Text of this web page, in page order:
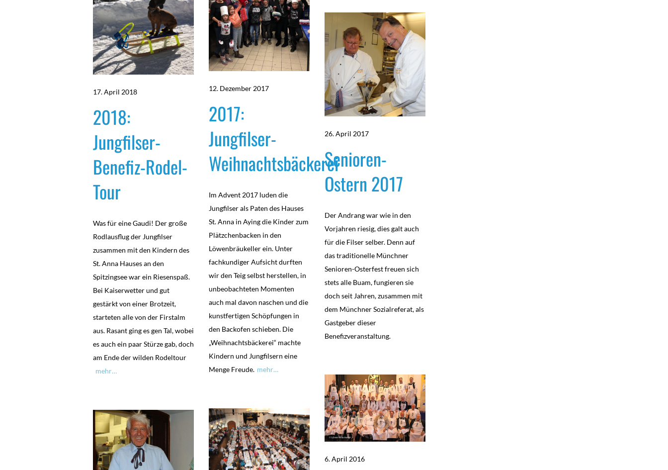
17. April 2018
2018:
Jungfilser-
Benefiz-Rodel-
Tour
Was für eine Gaudi! Der große
Rodlausflug der Jungfilser
zusammen mit den Kindern des
St. Anna Hauses an den
Spitzingsee war ein Riesenspaß.
Bei Kaiserwetter und gut
gestärkt von einer Brotzeit,
starteten alle von der Firstalm
aus. Rasant ging es gen Tal, wobei
es auch ein paar Stürze gab, doch
am Ende der wilden Rodeltour
mehr…
12. Dezember 2017
2017:
Jungfilser-
Weihnachtsbäckerei
Im Advent 2017 luden die
Jungfilser als Paten des Hauses
St. Anna in Aying die Kinder zum
Plätzchenbacken in den
Löwenbräukeller ein. Unter
fachkundiger Aufsicht durften
wir den Teig selbst herstellen, in
unbeobachteten Momenten
auch mal davon naschen und die
kunstfertigen Schöpfungen in
den Backofen schieben. Die
„Weihnachtsbäckerei“ machte
Kindern und Jungfilsern eine
Menge Freude. mehr…
26. April 2017
Senioren-
Ostern 2017
Der Andrang war wie in den
Vorjahren riesig, dies galt auch
für die Filser selber. Denn auf
das traditionelle Münchner
Senioren-Osterfest freuen sich
stets alle Buam, fungieren sie
doch seit Jahren, zusammen mit
dem Münchner Sozialreferat, als
Gastgeber dieser
Benefizveranstaltung.
6. April 2016